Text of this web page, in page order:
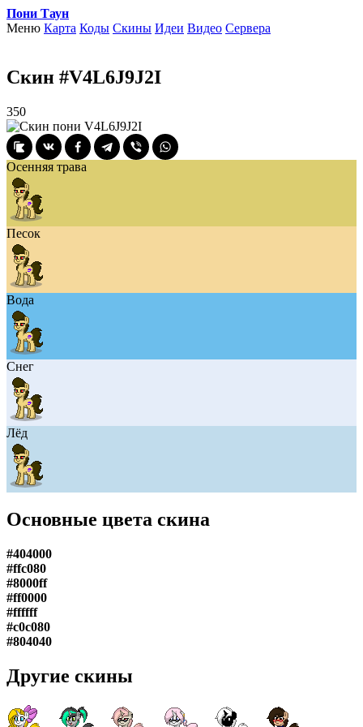
Пони Таун
Меню Карта Коды Скины Идеи Видео Сервера
Скин #V4L6J9J2I
350
Осенняя трава
Песок
Вода
Снег
Лёд
Основные цвета скина
#404000
#ffc080
#8000ff
#ff0000
#ffffff
#c0c080
#804040
Другие скины